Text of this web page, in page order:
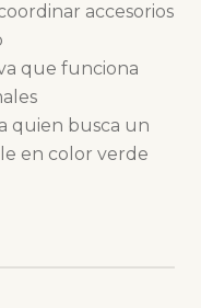
accesorios
que funciona
quien busca un
en color verde